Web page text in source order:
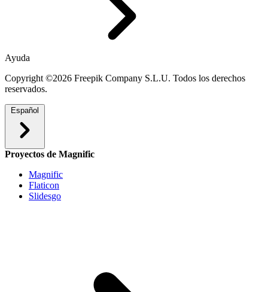
Ayuda
Copyright ©2026 Freepik Company S.L.U. Todos los derechos
reservados.
Español
Proyectos de Magnific
Magnific
Flaticon
Slidesgo